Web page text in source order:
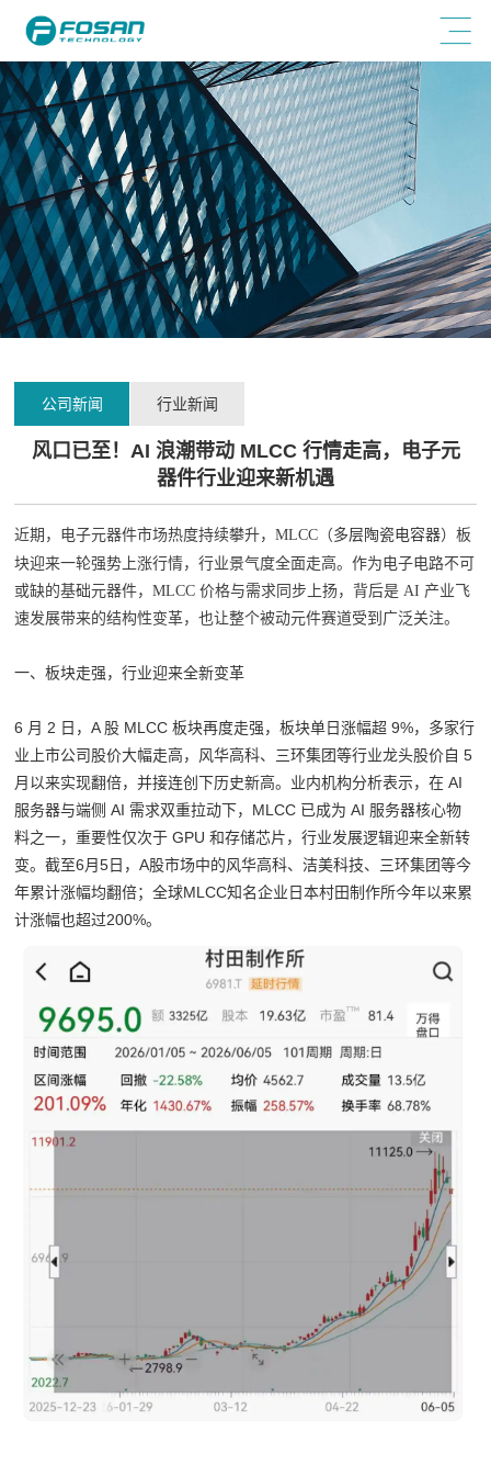
公司新闻 行业新闻
风口已至！AI 浪潮带动 MLCC 行情走高，电子元
器件行业迎来新机遇
近期，电子元器件市场热度持续攀升，MLCC（多层陶瓷电容器）板
块迎来一轮强势上涨行情，行业景气度全面走高。作为电子电路不可
或缺的基础元器件，MLCC 价格与需求同步上扬，背后是 AI 产业飞
速发展带来的结构性变革，也让整个被动元件赛道受到广泛关注。
一、板块走强，行业迎来全新变革
6 月 2 日，A 股 MLCC 板块再度走强，板块单日涨幅超 9%，多家行
业上市公司股价大幅走高，风华高科、三环集团等行业龙头股价自 5
月以来实现翻倍，并接连创下历史新高。业内机构分析表示，在 AI
服务器与端侧 AI 需求双重拉动下，MLCC 已成为 AI 服务器核心物
料之一，重要性仅次于 GPU 和存储芯片，行业发展逻辑迎来全新转
变。截至6月5日，A股市场中的风华高科、洁美科技、三环集团等今
年累计涨幅均翻倍；全球MLCC知名企业日本村田制作所今年以来累
计涨幅也超过200%。